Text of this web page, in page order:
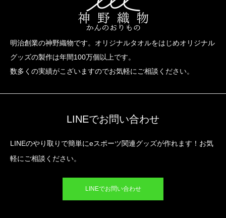
明治創業の神野織物です。オリジナルタオルをはじめオリジナル
グッズの製作は年間100万個以上です。
数多くの実績がこざいますのでお気軽にご相談ください。
LINEでお問い合わせ
LINEのやり取りで簡単にeスポーツ関連グッズが作れます！お気
軽にご相談ください。
LINEでお問い合わせ